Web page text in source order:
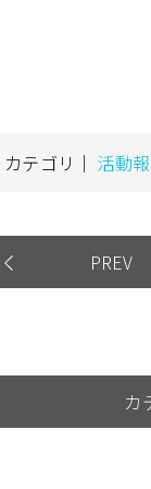
カテゴリ｜ 活動
PREV
カ